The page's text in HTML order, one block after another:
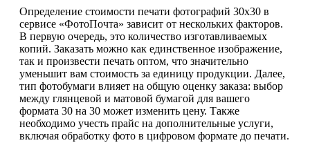
Определение стоимости печати фотографий 30х30 в
сервисе «ФотоПочта» зависит от нескольких факторов.
В первую очередь, это количество изготавливаемых
копий. Заказать можно как единственное изображение,
так и произвести печать оптом, что значительно
уменьшит вам стоимость за единицу продукции. Далее,
тип фотобумаги влияет на общую оценку заказа: выбор
между глянцевой и матовой бумагой для вашего
формата 30 на 30 может изменить цену. Также
необходимо учесть прайс на дополнительные услуги,
включая обработку фото в цифровом формате до печати.